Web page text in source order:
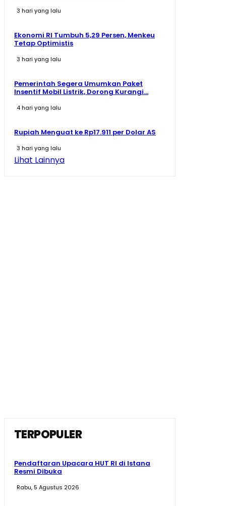
3 hari yang lalu
Ekonomi RI Tumbuh 5,29 Persen, Menkeu
Tetap Optimistis
3 hari yang lalu
Pemerintah Segera Umumkan Paket
Insentif Mobil Listrik, Dorong Kurangi...
4 hari yang lalu
Rupiah Menguat ke Rp17.911 per Dolar AS
3 hari yang lalu
Lihat Lainnya
TERPOPULER
Pendaftaran Upacara HUT RI di Istana
Resmi Dibuka
Rabu, 5 Agustus 2026